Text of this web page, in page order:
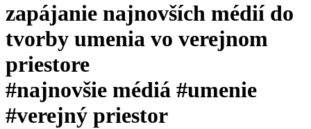
zapájanie najnovších médií do
tvorby umenia vo verejnom
priestore
#najnovšie médiá #umenie
#verejný priestor